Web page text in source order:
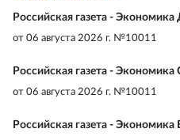
Российская газета - Экономика
от 06 августа 2026 г. №10011
Российская газета - Экономика
от 06 августа 2026 г. №10011
Российская газета -